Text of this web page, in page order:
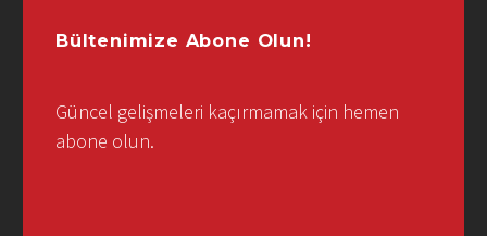
Bültenimize Abone Olun!
Güncel gelişmeleri kaçırmamak için hemen
abone olun.